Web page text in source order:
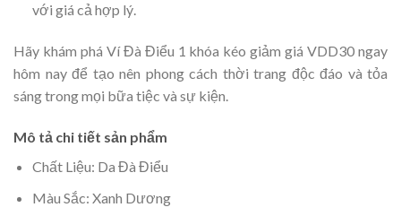
với giá cả hợp lý.
Hãy khám phá Ví Đà Điểu 1 khóa kéo giảm giá VDD30 ngay
hôm nay để tạo nên phong cách thời trang độc đáo và tỏa
sáng trong mọi bữa tiệc và sự kiện.
Mô tả chi tiết sản phẩm
Chất Liệu: Da Đà Điểu
Màu Sắc: Xanh Dương